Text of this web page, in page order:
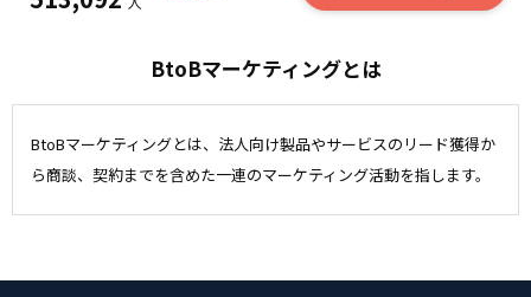
BtoBマーケティングとは
BtoBマーケティングとは、法人向け製品やサービスのリード獲得か
ら商談、契約までを含めた一連のマーケティング活動を指します。